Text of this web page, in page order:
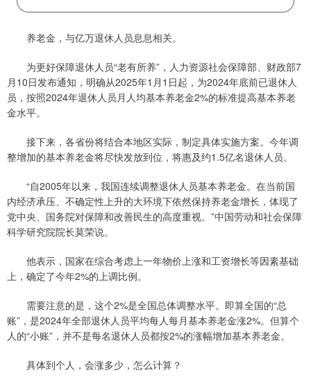
养老金，与亿万退休人员息息相关。
为更好保障退休人员“老有所养”，人力资源社会保障部、财政部7
月10日发布通知，明确从2025年1月1日起，为2024年底前已退休人
员，按照2024年退休人员月人均基本养老金2%的标准提高基本养老
金水平。
接下来，各省份将结合本地区实际，制定具体实施方案。今年调
整增加的基本养老金将尽快发放到位，将惠及约1.5亿名退休人员。
“自2005年以来，我国连续调整退休人员基本养老金。在当前国
内经济承压、不确定性上升的大环境下依然保持养老金增长，体现了
党中央、国务院对保障和改善民生的高度重视。”中国劳动和社会保障
科学研究院院长莫荣说。
他表示，国家在综合考虑上一年物价上涨和工资增长等因素基础
上，确定了今年2%的上调比例。
需要注意的是，这个2%是全国总体调整水平。即算全国的“总
账”，是2024年全部退休人员平均每人每月基本养老金涨2%。但算个
人的“小账”，并不是每名退休人员都按2%的涨幅增加基本养老金。
具体到个人，会涨多少，怎么计算？